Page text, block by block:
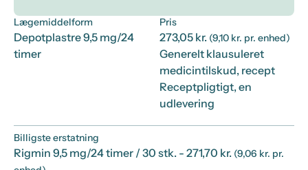
Lægemiddelform
Depotplastre 9,5 mg/24
timer
Pris
273,05 kr. (9,10 kr. pr. enhed)
Generelt klausuleret
medicintilskud, recept
Receptpligtigt, en
udlevering
Billigste erstatning
Rigmin 9,5 mg/24 timer / 30 stk. - 271,70 kr. (9,06 kr. pr.